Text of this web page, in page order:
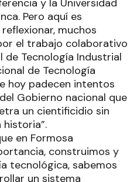
y la Universidad
Pero aquí es
muchos
el trabajo colaborativo
Tecnología Industrial
de Tecnología
hoy padecen intentos
Gobierno nacional que
un cientificidio sin
en Formosa
construimos y
tecnológica, sabemos
un sistema